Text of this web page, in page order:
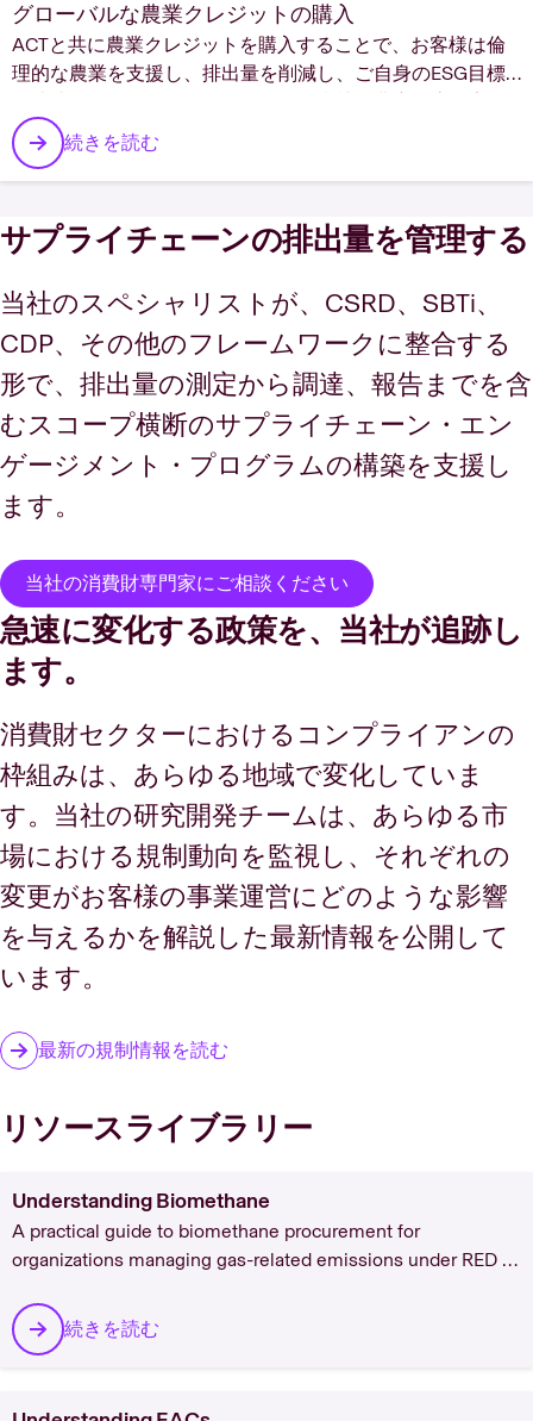
グローバルな農業クレジットの購入
ACTと共に農業クレジットを購入することで、お客様は倫
理的な農業を支援し、排出量を削減し、ご自身のESG目標
お問い合わせください。
続きを読む
サプライチェーンの排出量を管理する
当社のスペシャリストが、CSRD、SBTi、
CDP、その他のフレームワークに整合する
形で、排出量の測定から調達、報告までを含
むスコープ横断のサプライチェーン・エン
ゲージメント・プログラムの構築を支援し
ます。
当社の消費財専門家にご相談ください
急速に変化する政策を、当社が追跡し
ます。
消費財セクターにおけるコンプライアンの
枠組みは、あらゆる地域で変化していま
す。当社の研究開発チームは、あらゆる市
場における規制動向を監視し、それぞれの
変更がお客様の事業運営にどのような影響
を与えるかを解説した最新情報を公開して
います。
最新の規制情報を読む
リソースライブラリー
Understanding Biomethane
A practical guide to biomethane procurement for
organizations managing gas-related emissions under RED II,
certificate mechanics, feedstock carbon intensity, vintage
pricing, and the regulatory drivers behind Europe's 35 bcm
続きを読む